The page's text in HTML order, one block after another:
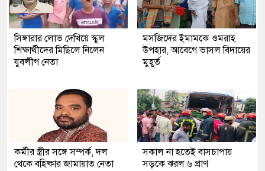
সিঙ্গারার লোভ দেখিয়ে স্কুল
শিক্ষার্থীদের মিছিলে নিলেন
যুবলীগ নেতা
মসজিদের ইমামকে ওমরাহ
উপহার, আবেগে ভাসল বিদায়ের
মুহূর্ত
কর্মীর স্ত্রীর সঙ্গে সম্পর্ক, দল
থেকে বহিষ্কার জামায়াত নেতা
সকাল না হতেই বাসচাপায়
সড়কে ঝরল ৬ প্রাণ